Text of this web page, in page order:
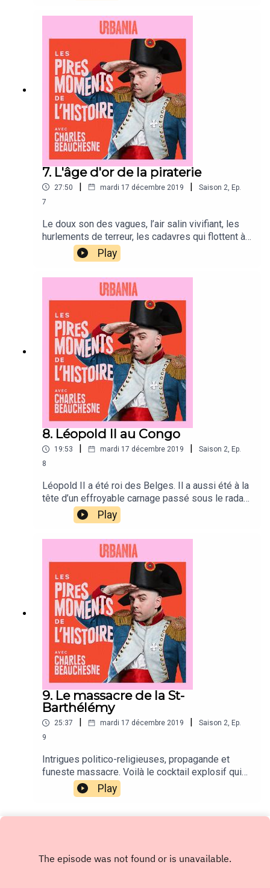
personne n’aime laisser du sang sur le carrelage.
7. L'âge d'or de la piraterie
27:50 | mardi 17 décembre 2019 | Saison 2, Ep.
7
Le doux son des vagues, l’air salin vivifiant, les
hurlements de terreur, les cadavres qui flottent à
perte de vue, les supplices de la cale! Retenez
votre souffle et plongez avec Charles dans les
eaux troubles et troublantes de la piraterie.
Play
8. Léopold II au Congo
19:53 | mardi 17 décembre 2019 | Saison 2, Ep.
8
Léopold II a été roi des Belges. Il a aussi été à la
tête d’un effroyable carnage passé sous le radar
de l’histoire, mais pas sous celui de Charles.
Récit d’une abomination dégoulinante de
caoutchouc et de mains coupées.
Play
9. Le massacre de la St-
Barthélémy
25:37 | mardi 17 décembre 2019 | Saison 2, Ep.
9
Intrigues politico-religieuses, propagande et
funeste massacre. Voilà le cocktail explosif qui
nous attend dans cet épisode auquel Charles a
ajouté quelques glaçons empoisonnés.
Play